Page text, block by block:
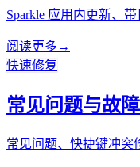
Sparkle 应用内更新、
阅读更多 →
快速修复
常见问题与故
常见问题、快捷键冲突